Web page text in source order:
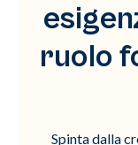
ruolo
Spinta dalla